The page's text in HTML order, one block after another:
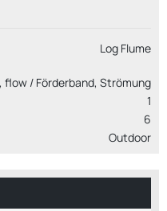
Log Flume
flow / Förderband, Strömung
1
6
Outdoor